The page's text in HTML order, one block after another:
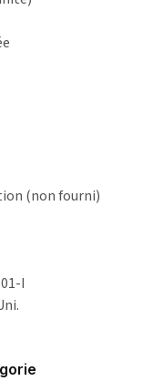
(non fourni)
I